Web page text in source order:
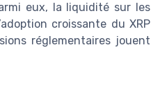
eux, la liquidité sur les
croissante du XRP
réglementaires jouent